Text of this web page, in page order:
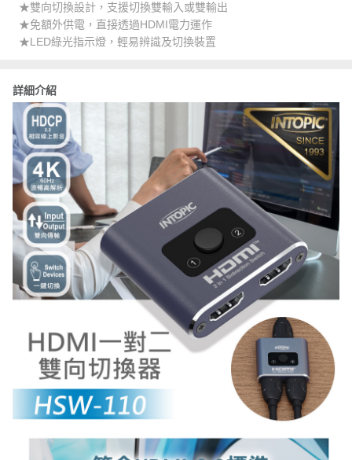
★雙向切換設計，支援切換雙輸入或雙輸出
★免額外供電，直接透過HDMI電力運作
★LED綠光指示燈，輕易辨識及切換裝置
詳細介紹